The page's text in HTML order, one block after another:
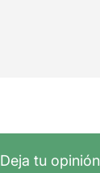
Deja tu opinión